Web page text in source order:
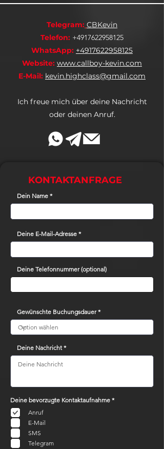
Telegram: CBKevin
Telefon: +4917622958125
WhatsApp: +4917622958125
Website: www.callboy-kevin.com
E-Mail: kevin.highclass@gmail.com
Ich freue mich über deine Nachricht
oder deinen Anruf.
KONTAKTANFRAGE
Dein Name
Deine E-Mail-Adresse
Deine Telefonnummer (optional)
Gewünschte Buchungsdauer
Deine Nachricht
Deine bevorzugte Kontaktaufnahme *P
Anruf
E-Mail
SMS
Telegram